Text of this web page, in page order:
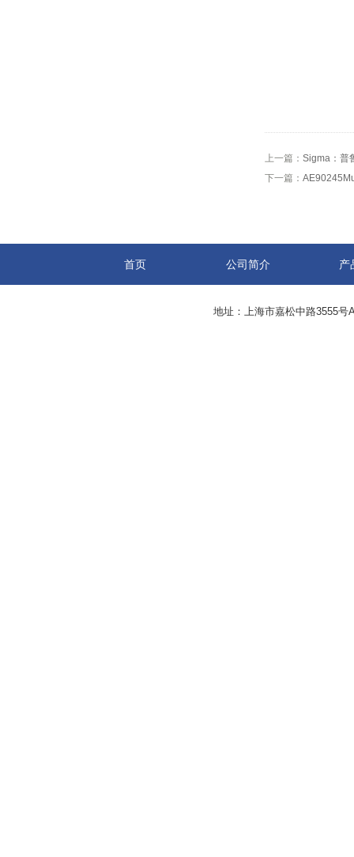
上一篇： Sigma：普
下一篇：
首页 公司简介 产
地址：上海市嘉松中路3555